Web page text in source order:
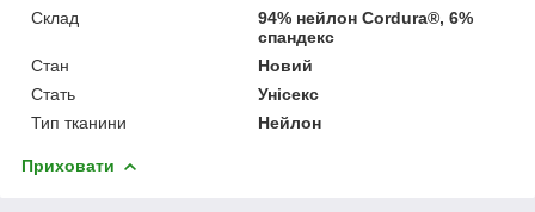
Склад
94% нейлон Cordura®, 6%
спандекс
Стан
Новий
Стать
Унісекс
Тип тканини
Нейлон
Приховати